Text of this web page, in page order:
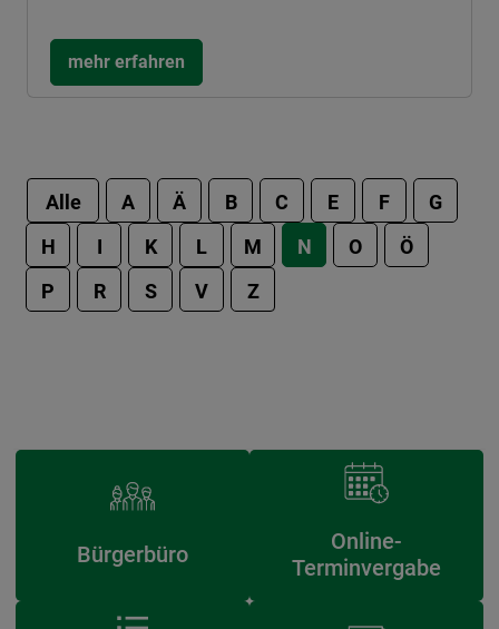
mehr erfahren
Alle A Ä B C E F
G
H
I K L M N O
Ö
P
R S V Z
Bürgerbüro
Online-
Terminvergabe